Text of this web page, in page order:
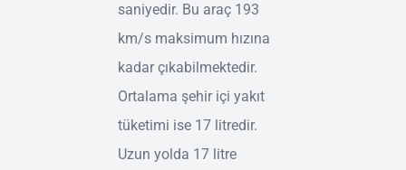
saniyedir. Bu araç 193
km/s maksimum hızına
kadar çıkabilmektedir.
Ortalama şehir içi yakıt
tüketimi ise 17 litredir.
Uzun yolda 17 litre